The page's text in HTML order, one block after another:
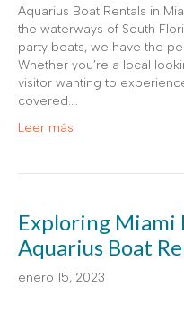
Aquarius Boat Rentals in
the waterways of South
party boats, we have the
Whether you’re a local
visitor wanting to
covered.…
Leer más
Exploring Miami
Aquarius Boat
enero 15, 2023